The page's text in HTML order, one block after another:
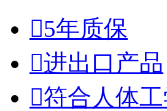
5年质保
进出口产品
符合人体